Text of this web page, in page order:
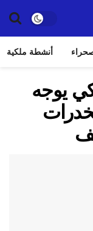
أنشطة ملكية
يوجه